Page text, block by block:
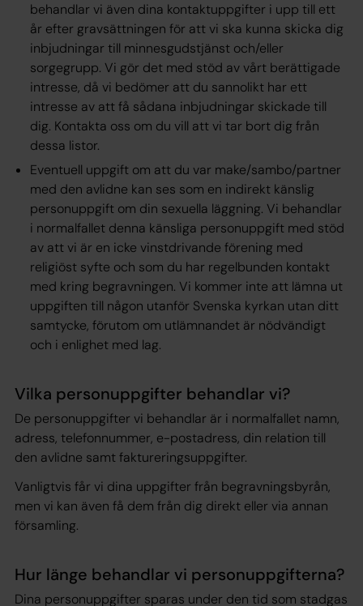
behandlar vi även dina kontaktuppgifter i upp till ett
år efter gravsättningen för att vi ska kunna skicka dig
inbjudningar till minnesgudstjänst och/eller
sorgegrupp. Vi gör det med stöd av vårt berättigade
intresse, då vi bedömer att du sannolikt har ett
intresse av att få sådana inbjudningar skickade till
dig. Kontakta oss om du vill att vi tar bort dig från
dessa listor.
Eventuell uppgift om att du var make/sambo/partner
med den avlidne kan ses som en indirekt känslig
personuppgift om din sexuella läggning. Vi behandlar
i normalfallet denna känsliga personuppgift med stöd
av att vi är en icke vinstdrivande förening med
religiöst syfte och som du har regelbunden kontakt
med kring begravningen. Vi kommer inte att lämna ut
uppgiften till någon utanför Svenska kyrkan utan ditt
samtycke, förutom om utlämnandet är nödvändigt
och i enlighet med lag.
Vilka personuppgifter behandlar vi?
De personuppgifter vi behandlar är i normalfallet namn,
adress, telefonnummer, e-postadress, din relation till
den avlidne samt faktureringsuppgifter.
Vanligtvis får vi dina uppgifter från begravningsbyrån,
men vi kan även få dem från dig direkt eller via annan
församling.
Hur länge behandlar vi personuppgifterna?
Dina personuppgifter sparas under den tid som stadgas